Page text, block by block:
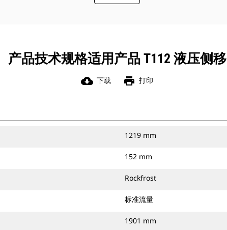
产品技术规格适用产品 T112 液压侧移
cloud_download 下载 print 打印
1219 mm
152 mm
Rockfrost
标准流量
1901 mm